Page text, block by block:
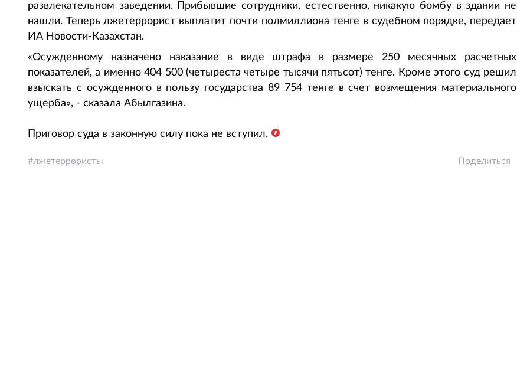
развлекательном заведении. Прибывшие сотрудники, естественно, никакую бомбу в здании не
нашли. Теперь лжетеррорист выплатит почти полмиллиона тенге в судебном порядке, передает
ИА Новости-Казахстан.
«Осужденному назначено наказание в виде штрафа в размере 250 месячных расчетных
показателей, а именно 404 500 (четыреста четыре тысячи пятьсот) тенге. Кроме этого суд решил
взыскать с осужденного в пользу государства 89 754 тенге в счет возмещения материального
ущерба», - сказала Абылгазина.
Приговор суда в законную силу пока не вступил.
лжетеррористы Поделиться